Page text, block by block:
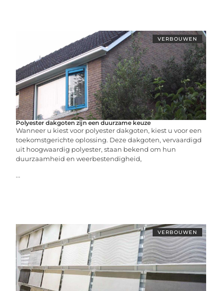
VERBOUWEN
Polyester dakgoten zijn een duurzame keuze
Wanneer u kiest voor polyester dakgoten, kiest u voor een
toekomstgerichte oplossing. Deze dakgoten, vervaardigd
uit hoogwaardig polyester, staan bekend om hun
duurzaamheid en weerbestendigheid,
...
VERBOUWEN